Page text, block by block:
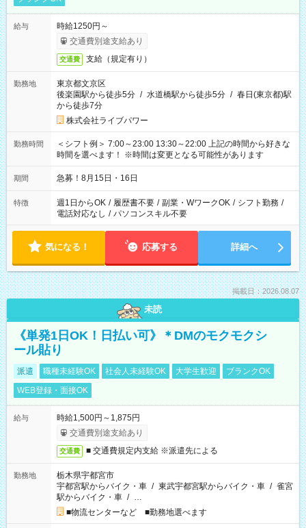
給与
時給1250円～
交通費別途支給あり
交通費 支給（規定有り）
勤務地
東京都文京区
後楽園駅から徒歩5分 / 水道橋駅から徒歩5分 / 春日(東京都)駅
から徒歩7分
株式会社ライブパワー
勤務時間
＜シフト例＞ 7:00～23:00 13:30～22:00 上記の時間から好きな
時間を選べます！ ※時間は変更となる可能性があります
期間 急募！8月15日・16日
特徴 週1日からOK / 履歴書不要 / 副業・WワークOK / シフト勤務 /
電話対応なし / パソコンスキル不要
気になる！ 応募する 詳細へ
掲載日：2026.08.07
未読
《単発1日OK！日払い可》＊DMのモクモクシ
ール貼り
派遣 職種未経験OK 社会人未経験OK 大学生歓迎
ブランクOK
WEB登録・面接OK
給与
時給1,500円～1,875円
交通費別途支給あり
交通費 ■ 交通費規定内支給 ※派遣先による
勤務地
栃木県宇都宮市
宇都宮駅からバイク・車 / 東武宇都宮駅からバイク・車 / 雀宮
駅からバイク・車 / …
■物流センターなど ■勤務地選べます